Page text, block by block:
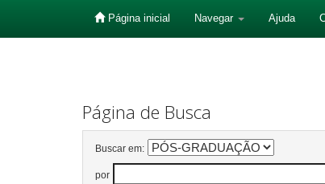
Página inicial Navegar Ajuda
Página de Busca
Buscar em:
por